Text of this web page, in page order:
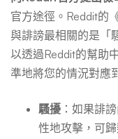
官方途徑。Reddit的
與誹謗最相關的是「
以透過Reddit的幫助
準地將您的情況對應
騷擾 ：如果誹
性地攻擊，可